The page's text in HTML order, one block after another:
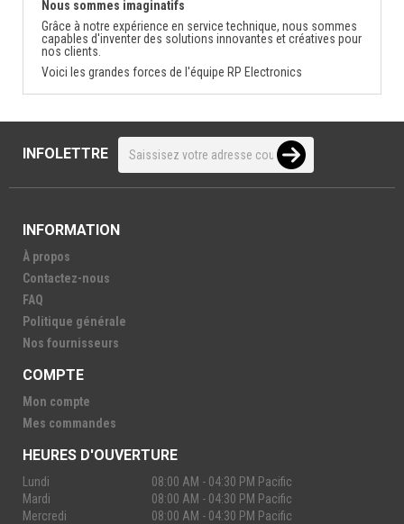
Nous sommes imaginatifs
Grâce à notre expérience en service technique, nous sommes
capables d'inventer des solutions innovantes et créatives pour
nos clients.
Voici les grandes forces de l'équipe RP Electronics
INFOLETTRE
INFORMATION
À propos
Contactez-nous
FAQ
Politique générale
Nos fournisseurs
COMPTE
Mon compte
Mes commandes
HEURES D'OUVERTURE
Lundi
08:00 AM - 04:30 PM Pacific
Mardi
08:00 AM - 04:30 PM Pacific
Mercredi
08:00 AM - 04:30 PM Pacific